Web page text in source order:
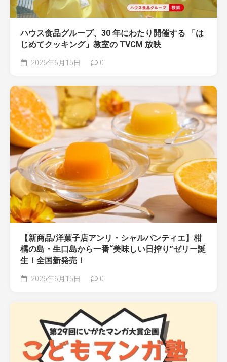
ハウス食品グループ、30 年にわたり開催する 「は
じめてクッキング」教室の TVCM 放映
2026年6月15日 0
【新商品/洋菓子店アンリ・シャルパンティエ】柑
橘の島・生口島から一番“美味しい日搾り”ゼリー誕
生！全国新発売！
2026年6月15日 0